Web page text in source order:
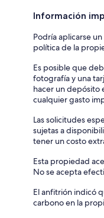
Información
Podría aplicarse
política de la
Es posible que
fotografía y una
hacer un depósito
cualquier gasto
Las solicitudes
sujetas a
tener un costo
Esta propiedad
No se acepta
El anfitrión indicó
carbono en la